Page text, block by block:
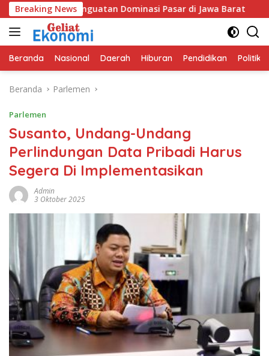
Langsung
ke
konten
Breaking News
Penguatan Dominasi Pasar di Jawa Barat Program
Beranda Nasional Daerah Hiburan Pendidikan Politik
Beranda Parlemen
Parlemen
Susanto, Undang-Undang
Perlindungan Data Pribadi Harus
Segera Di Implementasikan
Admin
3 Oktober 2025